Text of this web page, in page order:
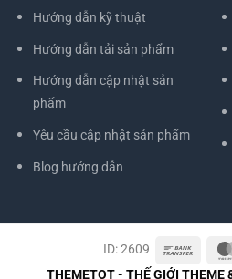
Hướng dẫn kỹ thuật
Hướng dẫn tải sản phẩm
Hướng dẫn cập nhật sản
phẩm
Yêu cầu cập nhật sản phẩm
Blog hướng dẫn
ID: 2609
THEMETOT - THẾ GIỚI THEME